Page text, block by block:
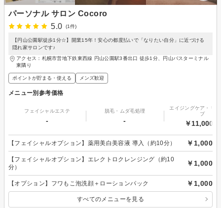
パーソナル サロン Cocoro
5.0
(1件)
【円山公園駅徒歩1分☆】開業15年！安心の都度払いで「なりたい自分」に近づける
隠れ家サロンです♪
アクセス：札幌市営地下鉄東西線 円山公園駅3番出口 徒歩1分、円山バスターミナル
東隣り
ポイントが貯まる・使える メンズ歓迎
メニュー別参考価格
フェイシャルエステ
-
脱毛・ムダ毛処理
-
エイジングケア・リ
プ
￥11,000～
【フェイシャルオプション】薬用美白美容液 導入（約10分） ￥1,000
【フェイシャルオプション】エレクトロクレンジング（約10
分）
￥1,000
【オプション】フワもこ泡洗顔＋ローションパック ￥1,000
すべてのメニューを見る